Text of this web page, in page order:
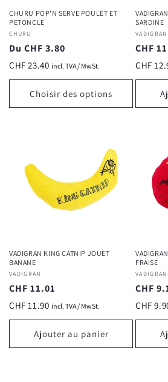
CHURU POP'N SERVE POULET ET
PETONCLE
Fournisseur :
CHURU
Prix
habituel
Du CHF 3.80
CHF 23.40 incl. TVA / MwSt.
Choisir des options
SARDINE
VADIGRAN
Prix
CHF
CHF
VADIGRAN KING CATNIP JOUET
BANANE
Fournisseur :
VADIGRAN
Prix
habituel
CHF 11.01
CHF 11.90 incl. TVA / MwSt.
Ajouter au panier
FRAISE
VADIGRAN
Prix
CHF
CHF